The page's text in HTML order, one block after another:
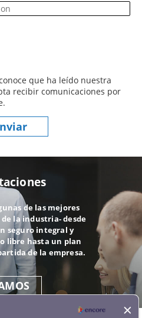
que ha leído nuestra
se abre en una nueva
recibir comunicaciones por
de las mejores
la industria- desde
seguro integral y
libre hasta un plan
de la empresa.